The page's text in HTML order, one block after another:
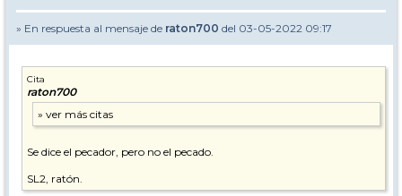
» En respuesta al mensaje de raton700 del 03-05-2022 09:17
Cita
raton700
Se dice el pecador, pero no el pecado.
SL2, ratón.